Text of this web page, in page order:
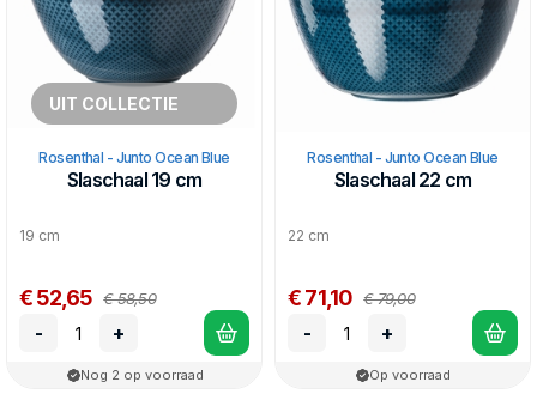
UIT COLLECTIE
Rosenthal - Junto Ocean Blue
Slaschaal 19 cm
19 cm
€ 52,65 € 58,50
- +
Nog 2 op voorraad
Rosenthal - Junto Ocean Blue
Slaschaal 22 cm
22 cm
€ 71,10 € 79,00
- +
Op voorraad